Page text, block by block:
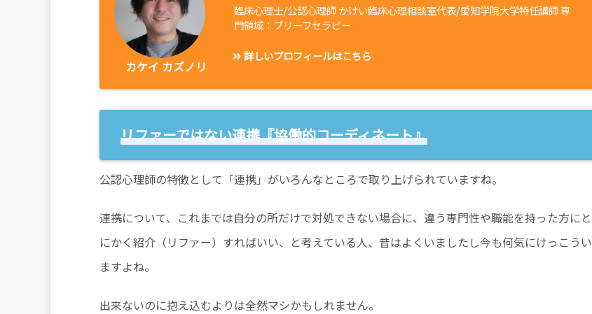
カケイ カズノリ
臨床心理士/公認心理師 かけい臨床心理相談室代表/愛知学院大学特任講師 専
門領域：ブリーフセラピー
詳しいプロフィールはこちら
リファーではない連携『協働的コーディネート』
公認心理師の特徴として「連携」がいろんなところで取り上げられていますね。
連携について、これまでは自分の所だけで対処できない場合に、違う専門性や職能を持った方にと
にかく紹介（リファー）すればいい、と考えている人、昔はよくいましたし今も何気にけっこうい
ますよね。
出来ないのに抱え込むよりは全然マシかもしれません。